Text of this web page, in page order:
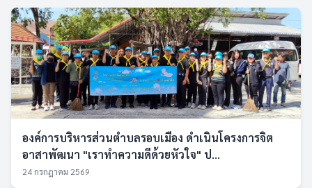
องค์การบริหารส่วนตำบลรอบเมือง ดำเนินโครงการจิต
อาสาพัฒนา "เราทำความดีด้วยหัวใจ" ป...
24 กรกฎาคม 2569